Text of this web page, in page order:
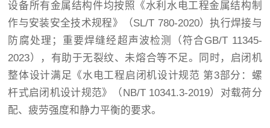
设备所有金属结构件均按照《水利水电工程金属结构制
作与安装安全技术规程》（SL/T 780-2020）执行焊接与
防腐处理；重要焊缝经超声波检测（符合GB/T 11345-
2023），有助于无裂纹、未熔合等不足。同时，启闭机
整体设计满足《水电工程启闭机设计规范 第3部分：螺
杆式启闭机设计规范》（NB/T 10341.3-2019）对载荷分
配、疲劳强度和静力平衡的要求。